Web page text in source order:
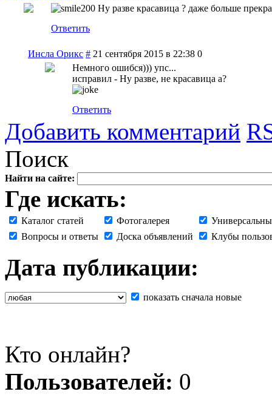
Ну разве красавица ? даже больше
Ответить
Инсла Орикс # 21 сентября 2015 в 22:38 0
Немного ошибся))) упс...
исправил - Ну разве, не красавица а?
Ответить
Добавить комментарий
Поиск
Найти на сайте:
Где искать:
Каталог статей Фотогалерея
Вопросы и ответы
Доска объявлений Клубы
Дата публикации:
показать сначала новые
Кто онлайн?
Пользователей: 0